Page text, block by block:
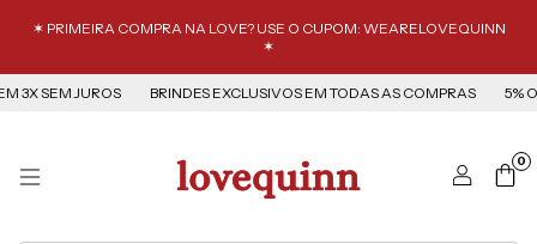
✶ PRIMEIRA COMPRA NA LOVE? USE O CUPOM: WEARELOVEQUINN
✶
SEM JUROS BRINDES EXCLUSIVOS EM TODAS AS COMPRAS 5%
0